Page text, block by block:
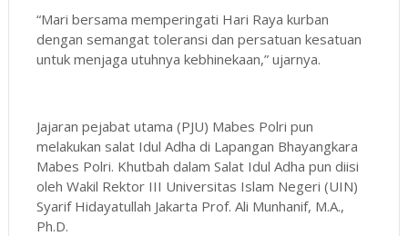
“Mari bersama memperingati Hari Raya kurban
dengan semangat toleransi dan persatuan kesatuan
untuk menjaga utuhnya kebhinekaan,” ujarnya.
Jajaran pejabat utama (PJU) Mabes Polri pun
melakukan salat Idul Adha di Lapangan Bhayangkara
Mabes Polri. Khutbah dalam Salat Idul Adha pun diisi
oleh Wakil Rektor III Universitas Islam Negeri (UIN)
Syarif Hidayatullah Jakarta Prof. Ali Munhanif, M.A.,
Ph.D.